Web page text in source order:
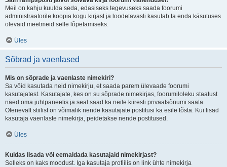
Meil on kahju kuulda seda, edasiseks tegevuseks saada foorumi
administraatorile koopia kogu kirjast ja loodetavasti kasutab ta enda käsutuses
olevaid meetmeid selle lõpetamiseks.
Üles
Sõbrad ja vaenlased
Mis on sõprade ja vaenlaste nimekiri?
Sa võid kasutada neid nimekirju, et saada parem ülevaade foorumi
kasutajatest. Kasutajate, kes on su sõprade nimekirjas, foorumiloleku staatust
näed oma juhtpaneelis ja seal saad ka neile kiiresti privaatsõnumi saata.
Olenevalt stiilist on võimalik nende kasutajate postitusi ka esile tõsta. Kui lisad
kasutaja vaenlaste nimekirja, peidetakse nende postitused.
Üles
Kuidas lisada või eemaldada kasutajaid nimekirjast?
Selleks on kaks moodust. Iga kasutaja profiilis on link ühte nimekirja